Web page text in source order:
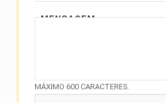
MENSAGEM
MÁXIMO 600 CARACTERES.